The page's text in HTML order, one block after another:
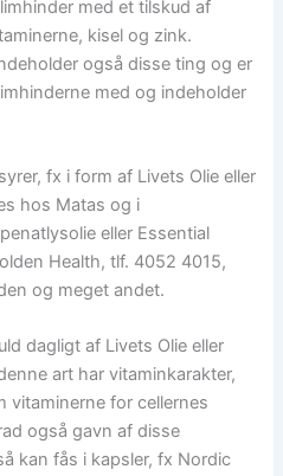
med et tilskud af
kisel og zink.
også disse ting og er
med og indeholder
fx i form af Livets Olie eller
hos Matas og i
eller Essential
Health, tlf. 4052 4015,
og meget andet.
dagligt af Livets Olie eller
art har vitaminkarakter,
vitaminerne for cellernes
også gavn af disse
kan fås i kapsler, fx Nordic